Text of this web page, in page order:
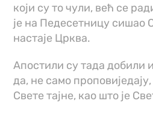
који су то чули, већ се
је на Педесетницу сишао
настаје Црква.
Апостили су тада добили
да, не само
Свете тајне, као што је